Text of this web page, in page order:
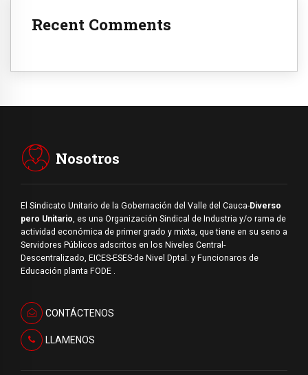
Recent Comments
Nosotros
El Sindicato Unitario de la Gobernación del Valle del Cauca-Diverso
pero Unitario , es una Organización Sindical de Industria y/o rama de
actividad económica de primer grado y mixta, que tiene en su seno a
Servidores Públicos adscritos en los Niveles Central-
Descentralizado, EICES-ESES-de Nivel Dptal. y Funcionaros de
Educación planta FODE .
CONTÁCTENOS
LLAMENOS